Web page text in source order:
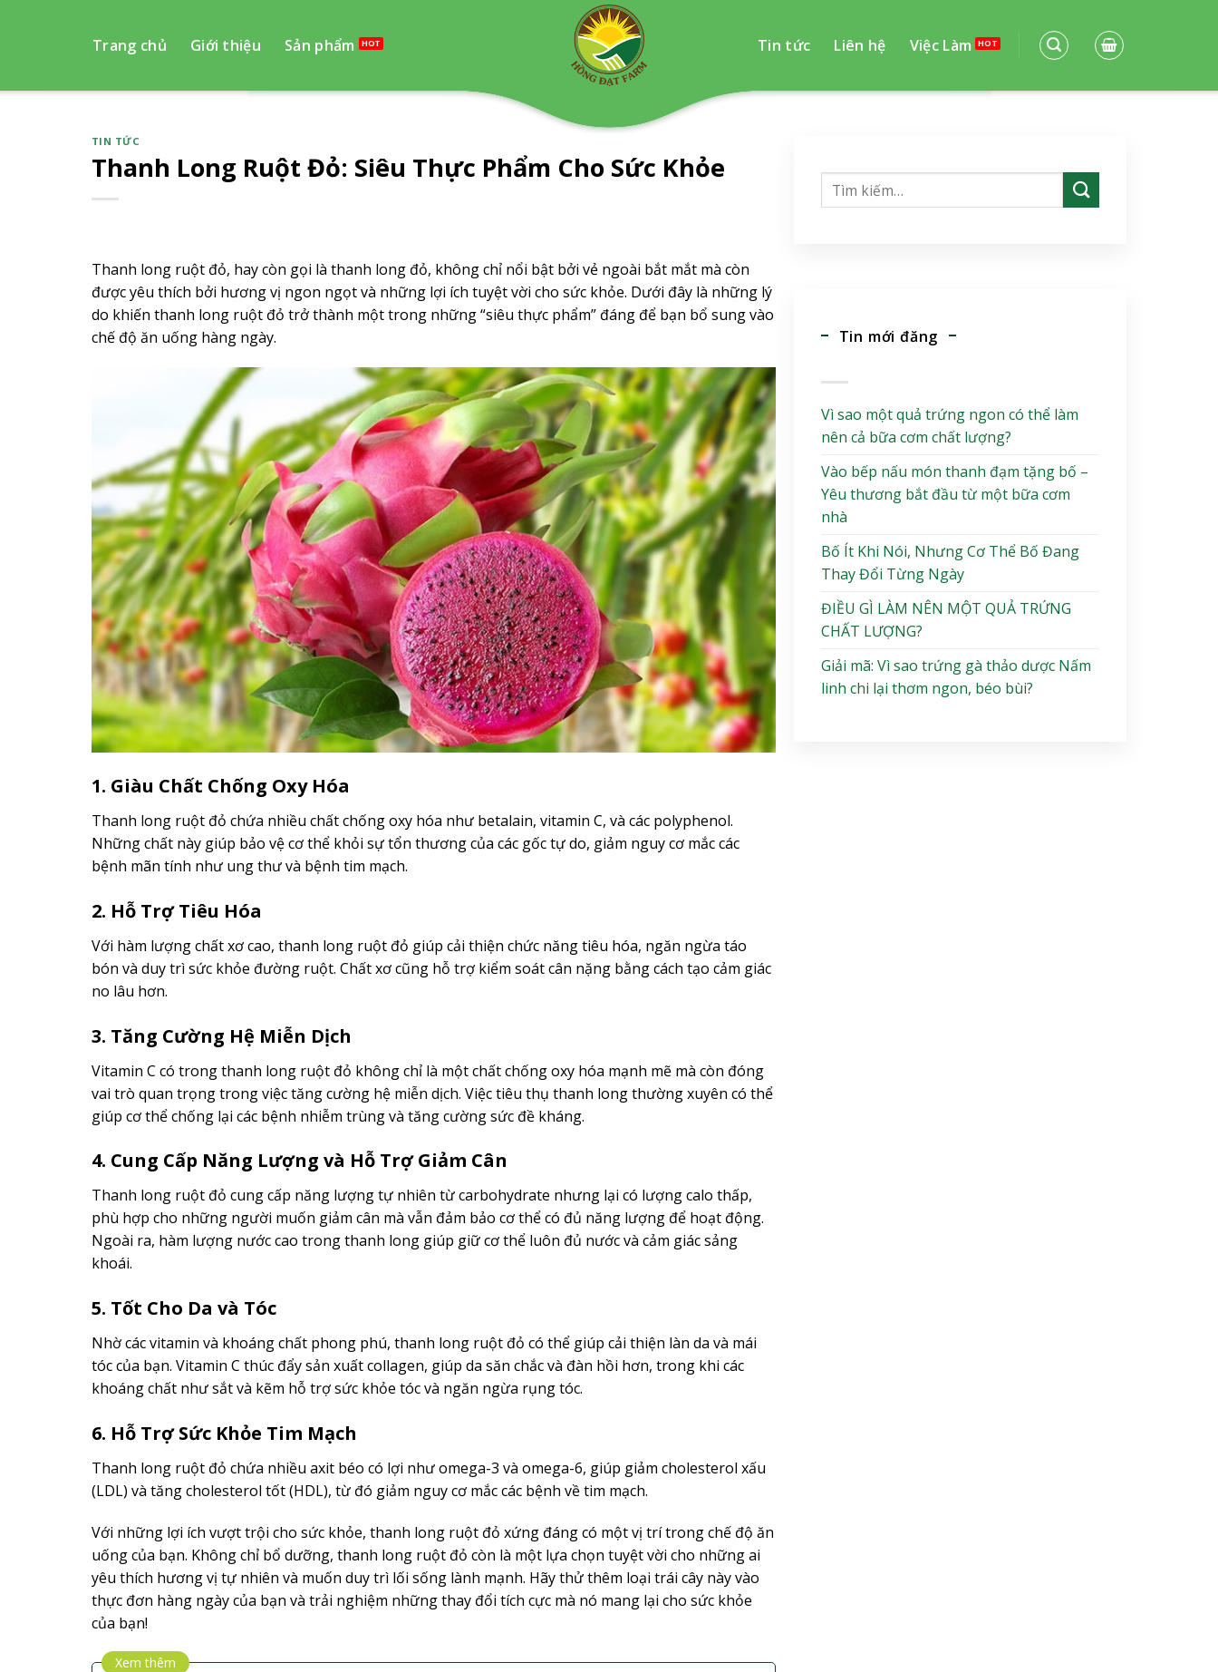
Trang chủ Giới thiệu Sản phẩm Tin tức Liên hệ Việc Làm
TIN TỨC
Thanh Long Ruột Đỏ: Siêu Thực Phẩm Cho Sức Khỏe
Thanh long ruột đỏ, hay còn gọi là thanh long đỏ, không chỉ nổi bật bởi vẻ ngoài bắt mắt mà còn
được yêu thích bởi hương vị ngon ngọt và những lợi ích tuyệt vời cho sức khỏe. Dưới đây là những lý
do khiến thanh long ruột đỏ trở thành một trong những “siêu thực phẩm” đáng để bạn bổ sung vào
chế độ ăn uống hàng ngày.
1. Giàu Chất Chống Oxy Hóa
Thanh long ruột đỏ chứa nhiều chất chống oxy hóa như betalain, vitamin C, và các polyphenol.
Những chất này giúp bảo vệ cơ thể khỏi sự tổn thương của các gốc tự do, giảm nguy cơ mắc các
bệnh mãn tính như ung thư và bệnh tim mạch.
2. Hỗ Trợ Tiêu Hóa
Với hàm lượng chất xơ cao, thanh long ruột đỏ giúp cải thiện chức năng tiêu hóa, ngăn ngừa táo
bón và duy trì sức khỏe đường ruột. Chất xơ cũng hỗ trợ kiểm soát cân nặng bằng cách tạo cảm giác
no lâu hơn.
3. Tăng Cường Hệ Miễn Dịch
Vitamin C có trong thanh long ruột đỏ không chỉ là một chất chống oxy hóa mạnh mẽ mà còn đóng
vai trò quan trọng trong việc tăng cường hệ miễn dịch. Việc tiêu thụ thanh long thường xuyên có thể
giúp cơ thể chống lại các bệnh nhiễm trùng và tăng cường sức đề kháng.
4. Cung Cấp Năng Lượng và Hỗ Trợ Giảm Cân
Thanh long ruột đỏ cung cấp năng lượng tự nhiên từ carbohydrate nhưng lại có lượng calo thấp,
phù hợp cho những người muốn giảm cân mà vẫn đảm bảo cơ thể có đủ năng lượng để hoạt động.
Ngoài ra, hàm lượng nước cao trong thanh long giúp giữ cơ thể luôn đủ nước và cảm giác sảng
khoái.
5. Tốt Cho Da và Tóc
Nhờ các vitamin và khoáng chất phong phú, thanh long ruột đỏ có thể giúp cải thiện làn da và mái
tóc của bạn. Vitamin C thúc đẩy sản xuất collagen, giúp da săn chắc và đàn hồi hơn, trong khi các
khoáng chất như sắt và kẽm hỗ trợ sức khỏe tóc và ngăn ngừa rụng tóc.
6. Hỗ Trợ Sức Khỏe Tim Mạch
Thanh long ruột đỏ chứa nhiều axit béo có lợi như omega-3 và omega-6, giúp giảm cholesterol xấu
(LDL) và tăng cholesterol tốt (HDL), từ đó giảm nguy cơ mắc các bệnh về tim mạch.
Với những lợi ích vượt trội cho sức khỏe, thanh long ruột đỏ xứng đáng có một vị trí trong chế độ ăn
uống của bạn. Không chỉ bổ dưỡng, thanh long ruột đỏ còn là một lựa chọn tuyệt vời cho những ai
yêu thích hương vị tự nhiên và muốn duy trì lối sống lành mạnh. Hãy thử thêm loại trái cây này vào
thực đơn hàng ngày của bạn và trải nghiệm những thay đổi tích cực mà nó mang lại cho sức khỏe
của bạn!
Xem thêm
Tin mới đăng
Vì sao một quả trứng ngon có thể làm
nên cả bữa cơm chất lượng?
Vào bếp nấu món thanh đạm tặng bố –
Yêu thương bắt đầu từ một bữa cơm
nhà
Bố Ít Khi Nói, Nhưng Cơ Thể Bố Đang
Thay Đổi Từng Ngày
ĐIỀU GÌ LÀM NÊN MỘT QUẢ TRỨNG
CHẤT LƯỢNG?
Giải mã: Vì sao trứng gà thảo dược Nấm
linh chi lại thơm ngon, béo bùi?